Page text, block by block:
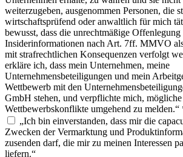
weiterzugeben, ausgenommen Personen, die
wirtschaftsprüfend oder anwaltlich für mich
bewusst, dass die unrechtmäßige Offenlegung
Insiderinformationen nach Art. 7ff. MMVO
mit strafrechtlichen Konsequenzen verfolgt
erkläre ich, dass mein Unternehmen, meine
Unternehmensbeteiligungen und mein
Wettbewerb mit den
GmbH stehen, und verpflichte mich, mögliche
Wettbewerbskonflikte umgehend zu melden.“
„Ich bin einverstanden, dass mir die
Zwecken der Vermarktung und
zusenden darf, die mir zu meinen Interessen
liefern.“